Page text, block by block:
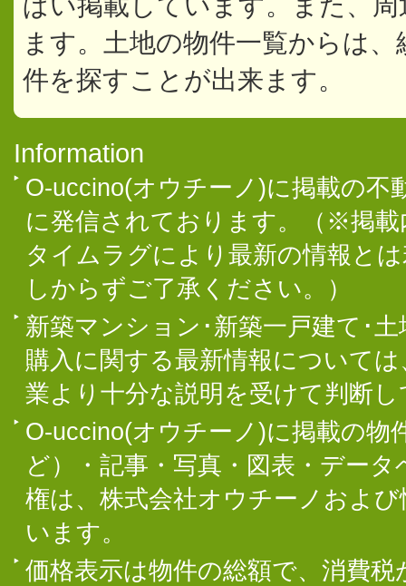
ます。土地の物件一覧からは
件を探すことが出来ます。
Information
O-uccino(オウチーノ)に掲載の不
に発信されております。（※掲
タイムラグにより最新の情報と
しからずご了承ください。）
新築マンション･新築一戸建て･
購入に関する最新情報について
業より十分な説明を受けて判断
O-uccino(オウチーノ)に掲載の物
ど）・記事・写真・図表・デー
権は、株式会社オウチーノおよ
います。
価格表示は物件の総額で、消費